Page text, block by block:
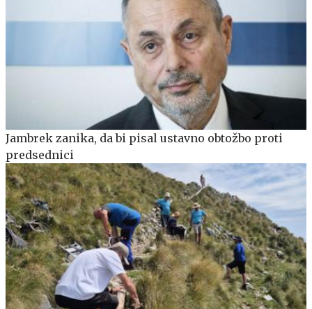
Jambrek zanika, da bi pisal ustavno obtožbo proti
predsednici